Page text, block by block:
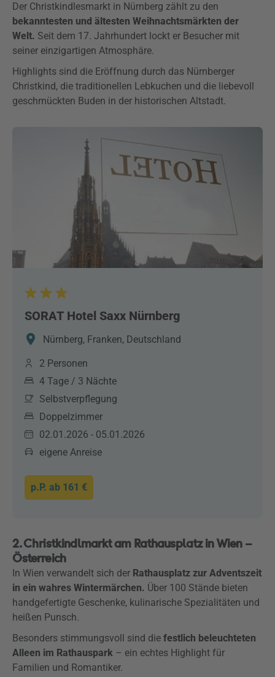
Der Christkindlesmarkt in Nürnberg zählt zu den
bekanntesten und ältesten Weihnachtsmärkten der
Welt. Seit dem 17. Jahrhundert lockt er Besucher mit
seiner einzigartigen Atmosphäre.
Highlights sind die Eröffnung durch das Nürnberger
Christkind, die traditionellen Lebkuchen und die liebevoll
geschmückten Buden in der historischen Altstadt.
SORAT Hotel Saxx Nürnberg
Nürnberg, Franken, Deutschland
2 Personen
4 Tage / 3 Nächte
Selbstverpflegung
Doppelzimmer
02.01.2026 - 05.01.2026
eigene Anreise
p.P. ab 161 €
2. Christkindlmarkt am Rathausplatz in Wien –
Österreich
In Wien verwandelt sich der Rathausplatz zur Adventszeit
in ein wahres Wintermärchen. Über 100 Stände bieten
handgefertigte Geschenke, kulinarische Spezialitäten und
heißen Punsch.
Besonders stimmungsvoll sind die festlich beleuchteten
Alleen im Rathauspark – ein echtes Highlight für
Familien und Romantiker.